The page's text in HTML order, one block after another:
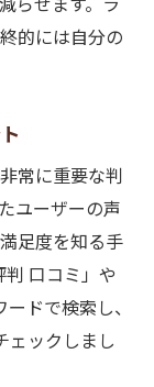
的には自分の
常に重要な判
ユーザーの声
足度を知る手
口コミ」や
ドで検索し、
ェックしまし